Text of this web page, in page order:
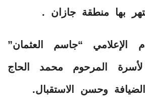
بها منطقة جازان .
الإعلامي “جاسم العثمان”
المرحوم محمد الحاج
وحسن الاستقبال.